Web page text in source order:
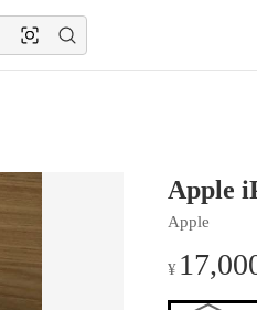
Apple
Apple
¥